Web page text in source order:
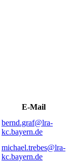
E-Mail
bernd.graf@lra-
kc.bayern.de
michael.trebes@lra-
kc.bayern.de